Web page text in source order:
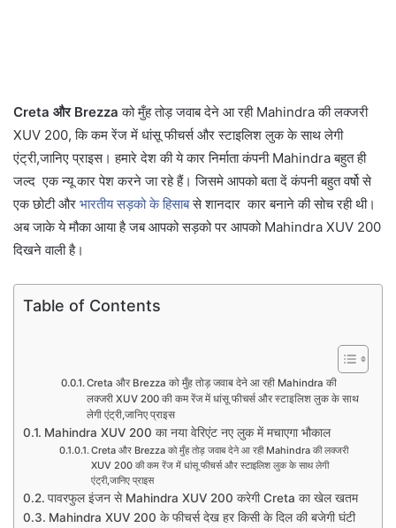
Creta और Brezza को मुँह तोड़ जवाब देने आ रही Mahindra की लक्जरी
XUV 200, कि कम रेंज में धांसू फीचर्स और स्टाइलिश लुक के साथ लेगी
एंट्री,जानिए प्राइस। हमारे देश की ये कार निर्माता कंपनी Mahindra बहुत ही
जल्द एक न्यू कार पेश करने जा रहे हैं। जिसमे आपको बता दें कंपनी बहुत वर्षो से
एक छोटी और भारतीय सड़को के हिसाबसे शानदार कार बनाने की सोच रही थी।
अब जाके ये मौका आया है जब आपको सड़को पर आपको Mahindra XUV 200
दिखने वाली है।
Table of Contents
Creta और Brezza को मुँह तोड़ जवाब देने आ रही Mahindra की
लक्जरी XUV 200 की कम रेंज में धांसू फीचर्स और स्टाइलिश लुक के साथ
लेगी एंट्री,जानिए प्राइस
Mahindra XUV 200 का नया वेरिएंट नए लुक में मचाएगा भौकाल
Creta और Brezza को मुँह तोड़ जवाब देने आ रही Mahindra की लक्जरी
XUV 200 की कम रेंज में धांसू फीचर्स और स्टाइलिश लुक के साथ लेगी
एंट्री,जानिए प्राइस
पावरफुल इंजन से Mahindra XUV 200 करेगी Creta का खेल खतम
Mahindra XUV 200 के फीचर्स देख हर किसी के दिल की बजेगी घंटी